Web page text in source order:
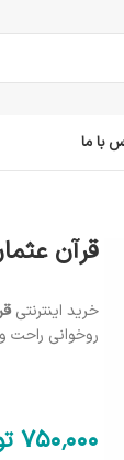
با ما
قرآن
خرید اینترنتی
روخوانی راحت
750٬000